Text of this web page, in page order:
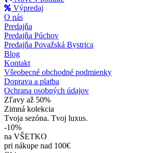
Výpredaj
O nás
Predajňa
Predajňa Púchov
Predajňa Považská Bystrica
Blog
Kontakt
Všeobecné obchodné podmienky
Doprava a platba
Ochrana osobných údajov
Zľavy až 50%
Zimná kolekcia
Tvoja sezóna. Tvoj luxus.
-10%
na VŠETKO
pri nákupe nad 100€